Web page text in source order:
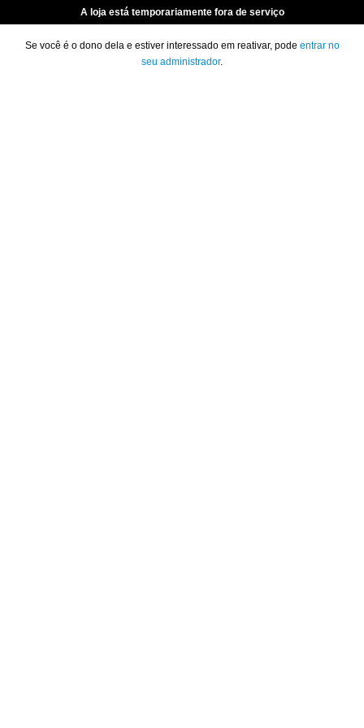
A loja está temporariamente fora de serviço
Se você é o dono dela e estiver interessado em reativar, pode entrar no
seu administrador.